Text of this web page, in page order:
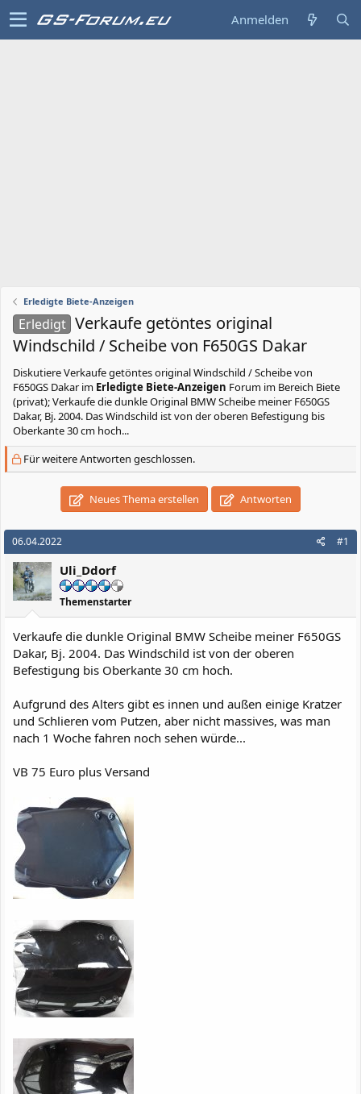
Anmelden
Erledigte Biete-Anzeigen
Erledigt Verkaufe getöntes original
Windschild / Scheibe von F650GS Dakar
DiskutiereVerkaufe getöntes original Windschild / Scheibe von
F650GS Dakar im Erledigte Biete-Anzeigen Forum im Bereich Biete
(privat); Verkaufe die dunkle Original BMW Scheibe meiner F650GS
Dakar, Bj. 2004. Das Windschild ist von der oberen Befestigung bis
Oberkante 30 cm hoch...
Für weitere Antworten geschlossen.
Neues Thema erstellen Antworten
06.04.2022 #1
Uli_Ddorf
Themenstarter
Verkaufe die dunkle Original BMW Scheibe meiner F650GS
Dakar, Bj. 2004. Das Windschild ist von der oberen
Befestigung bis Oberkante 30 cm hoch.
Aufgrund des Alters gibt es innen und außen einige Kratzer
und Schlieren vom Putzen, aber nicht massives, was man
nach 1 Woche fahren noch sehen würde...
VB 75 Euro plus Versand